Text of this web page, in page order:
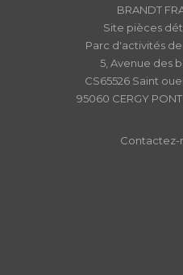
BRANDT
Site pièces
Parc d'activités
5, Avenue des
CS65526 Saint
95060 CERGY
Contactez-